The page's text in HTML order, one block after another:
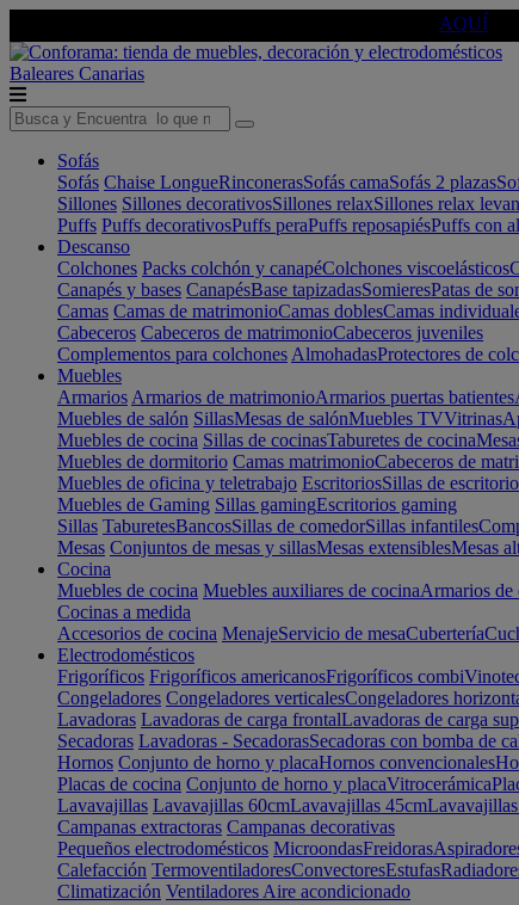
AQUÍ
Baleares Canarias
Sofás
Sofás Chaise LongueRinconerasSofás camaSofás 2 plazas
Sillones Sillones decorativosSillones relaxSillones relax
Puffs Puffs decorativosPuffs peraPuffs reposapiésPuffs con
Descanso
Colchones Packs colchón y canapéColchones viscoelásticos
Canapés y bases CanapésBase tapizadasSomieresPatas de
Camas Camas de matrimonioCamas doblesCamas
Cabeceros Cabeceros de matrimonioCabeceros juveniles
Complementos para colchones AlmohadasProtectores de
Muebles
Armarios Armarios de matrimonioArmarios puertas batientes
Muebles de salón SillasMesas de salónMuebles TVVitrinas
Muebles de cocina Sillas de cocinasTaburetes de cocina
Muebles de dormitorio Camas matrimonioCabeceros de
Muebles de oficina y teletrabajo EscritoriosSillas de escritorio
Muebles de Gaming Sillas gamingEscritorios gaming
Sillas TaburetesBancosSillas de comedorSillas infantiles
Mesas Conjuntos de mesas y sillasMesas extensiblesMesas
Cocina
Muebles de cocina Muebles auxiliares de cocinaArmarios de
Cocinas a medida
Accesorios de cocina MenajeServicio de mesaCubertería
Electrodomésticos
Frigoríficos Frigoríficos americanosFrigoríficos combi
Congeladores Congeladores verticalesCongeladores
Lavadoras Lavadoras de carga frontalLavadoras de carga
Secadoras Lavadoras - SecadorasSecadoras con bomba de
Hornos Conjunto de horno y placaHornos convencionales
Placas de cocina Conjunto de horno y placaVitrocerámica
Lavavajillas Lavavajillas 60cmLavavajillas 45cm
Campanas extractoras Campanas decorativas
Pequeños electrodomésticos MicroondasFreidoras
Calefacción TermoventiladoresConvectoresEstufas
Climatización Ventiladores Aire acondicionado